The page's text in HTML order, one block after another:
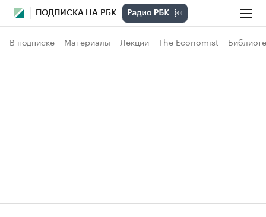
ПОДПИСКА НА РБК
В подписке Материалы Лекции The Economist